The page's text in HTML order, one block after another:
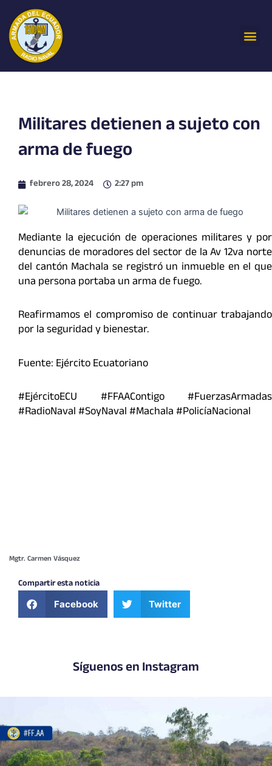
contenido
Militares detienen a sujeto con
arma de fuego
febrero 28, 2024 2:27 pm
Mediante la ejecución de operaciones militares y por
denuncias de moradores del sector de la Av 12va norte
del cantón Machala se registró un inmueble en el que
una persona portaba un arma de fuego.
Reafirmamos el compromiso de continuar trabajando
por la seguridad y bienestar.
Fuente: Ejército Ecuatoriano
#EjércitoECU #FFAAContigo #FuerzasArmadas
#RadioNaval #SoyNaval #Machala #PolicíaNacional
Mgtr. Carmen Vásquez
Compartir esta noticia
Facebook Twitter
Síguenos en Instagram